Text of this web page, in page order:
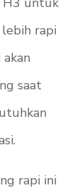
rapi
saat
rapi ini